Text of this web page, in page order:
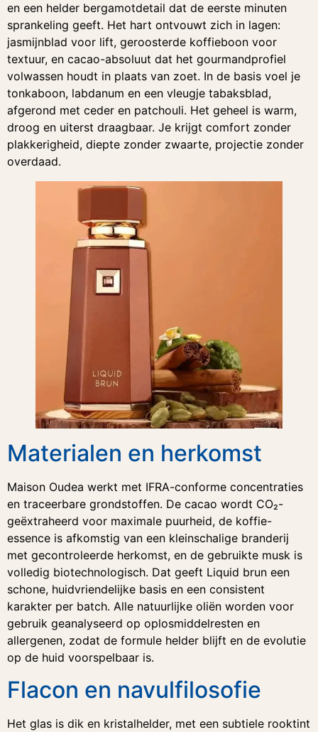
en een helder bergamotdetail dat de eerste minuten
sprankeling geeft. Het hart ontvouwt zich in lagen:
jasmijnblad voor lift, geroosterde koffieboon voor
textuur, en cacao-absoluut dat het gourmandprofiel
volwassen houdt in plaats van zoet. In de basis voel je
tonkaboon, labdanum en een vleugje tabaksblad,
afgerond met ceder en patchouli. Het geheel is warm,
droog en uiterst draagbaar. Je krijgt comfort zonder
plakkerigheid, diepte zonder zwaarte, projectie zonder
overdaad.
Materialen en herkomst
Maison Oudea werkt met IFRA-conforme concentraties
en traceerbare grondstoffen. De cacao wordt CO₂-
geëxtraheerd voor maximale puurheid, de koffie-
essence is afkomstig van een kleinschalige branderij
met gecontroleerde herkomst, en de gebruikte musk is
volledig biotechnologisch. Dat geeft Liquid brun een
schone, huidvriendelijke basis en een consistent
karakter per batch. Alle natuurlijke oliën worden voor
gebruik geanalyseerd op oplosmiddelresten en
allergenen, zodat de formule helder blijft en de evolutie
op de huid voorspelbaar is.
Flacon en navulfilosofie
Het glas is dik en kristalhelder, met een subtiele rooktint